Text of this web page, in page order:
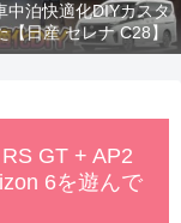
中泊快適化DIYカスタ
【日産 セレナ C28】
GT + AP2
6を遊んで